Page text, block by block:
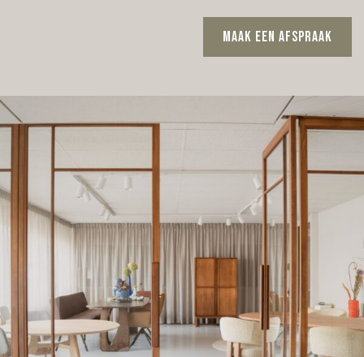
Maak een afspraak